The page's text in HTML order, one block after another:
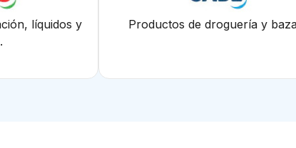
líquidos y
Productos de droguería y